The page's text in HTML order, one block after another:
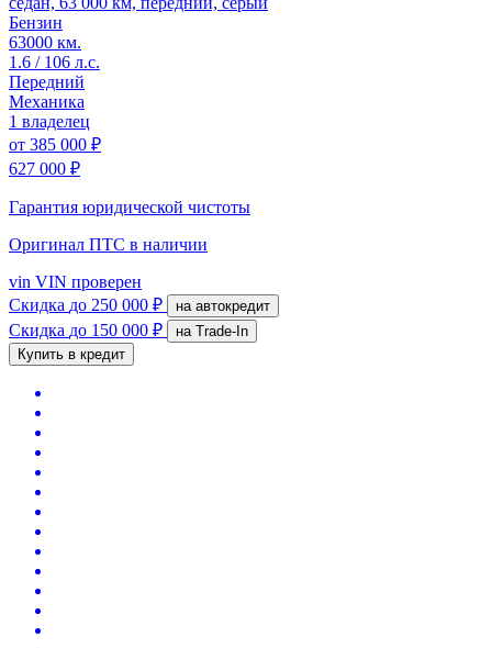
Бензин
63000 км.
1.6 / 106 л.с.
Передний
Механика
1 владелец
от 385 000 ₽
627 000 ₽
Гарантия юридической чистоты
Оригинал ПТС в наличии
vin VIN проверен
Скидка до 250 000 ₽ на автокредит
Скидка до 150 000 ₽
на Trade-In
Купить в кредит